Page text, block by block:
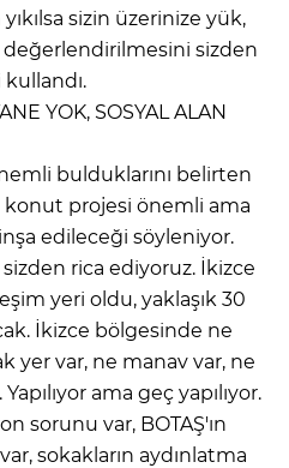
sizin üzerinize yük,
sizden
YOK, SOSYAL ALAN
bulduklarını belirten
konut projesi önemli ama
edileceği söyleniyor.
sizden rica ediyoruz. İkizce
yeri oldu, yaklaşık 30
İkizce bölgesinde ne
yer var, ne manav var, ne
ama geç yapılıyor.
sorunu var, BOTAŞ'ın
sokakların aydınlatma